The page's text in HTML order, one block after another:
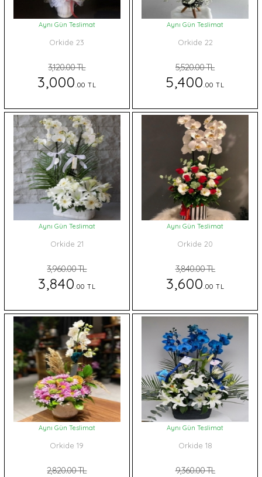
Aynı Gün Teslimat
Orkide 23
3,120.00 TL
3,000.00 TL
Aynı Gün Teslimat
Orkide 22
5,520.00 TL
5,400.00 TL
Aynı Gün Teslimat
Orkide 21
3,960.00 TL
3,840.00 TL
Aynı Gün Teslimat
Orkide 20
3,840.00 TL
3,600.00 TL
Aynı Gün Teslimat
Orkide 19
2,820.00 TL
Aynı Gün Teslimat
Orkide 18
9,360.00 TL